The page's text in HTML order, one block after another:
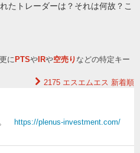
たトレーダーは？それは何故？こ
に PTSや IRや空売り などの特定キー
2175 エスエムエス 新着順
https://plenus-investment.com/